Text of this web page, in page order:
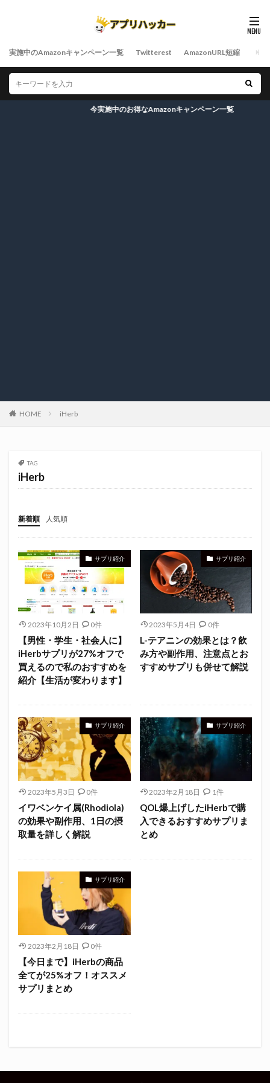
実施中のAmazonキャンペーン一覧 Twitterest AmazonURL短縮
今実施中のお得なAmazonキャンペーン一覧
HOME iHerb
TAG
iHerb
新着順 人気順
サプリ紹介
2023年10月2日 0件
【男性・学生・社会人に】
iHerbサプリが27%オフで
買えるので私のおすすめを
紹介【生活が変わります】
サプリ紹介
2023年5月4日 0件
L-テアニンの効果とは？飲
み方や副作用、注意点とお
すすめサプリも併せて解説
サプリ紹介
2023年5月3日 0件
イワベンケイ属(Rhodiola)
の効果や副作用、1日の摂
取量を詳しく解説
サプリ紹介
2023年2月18日 1件
QOL爆上げしたiHerbで購
入できるおすすめサプリま
とめ
サプリ紹介
2023年2月18日 0件
【今日まで】iHerbの商品
全てが25%オフ！オススメ
サプリまとめ